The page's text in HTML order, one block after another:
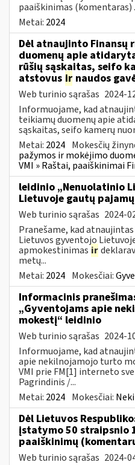
paaiškinimas (komentaras)
Metai: 2024
Dėl atnaujinto Finansų
duomenų apie
rūšių sąskaitas, seifo
atstovus ir naudos
Web turinio sąrašas 2024-
Informuojame, kad
teikiamų duomenų apie
sąskaitas, seifo kamerų
Metai: 2024 Mokesčių
pažymos ir mokėjimo
VMI » Raštai, paaiškinimai
leidinio „Nenuolatinio
Lietuvoje gautų
Web turinio sąrašas 2024-
Pranešame, kad
Lietuvos gyventojo
apmokestinimas ir
metų...
Metai: 2024 Mokesčiai:
Informacinis
„Gyventojams apie
mokestį“ leidinio
Web turinio sąrašas 2024-
Informuojame, kad
apie nekilnojamojo turto
VMI prie FM[1] interneto
Pagrindinis /...
Metai: 2024 Mokesčiai:
Dėl Lietuvos
įstatymo 50 straipsnio
paaiškinimų
Web turinio sąrašas 2024-